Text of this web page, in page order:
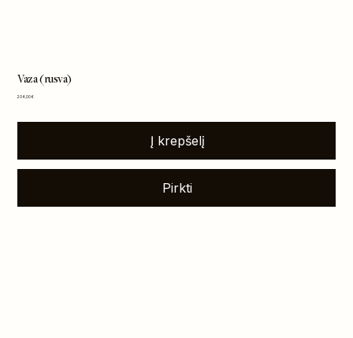
Vaza (rusva)
Kaina
204,00 €
Į krepšelį
Pirkti